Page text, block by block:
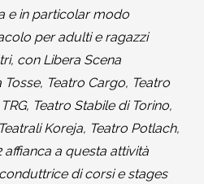
e in particolar modo
per adulti e ragazzi
con Libera Scena
Teatro Cargo, Teatro
Teatro Stabile di Torino,
Koreja, Teatro Potlach,
affianca a questa attività
di corsi e stages